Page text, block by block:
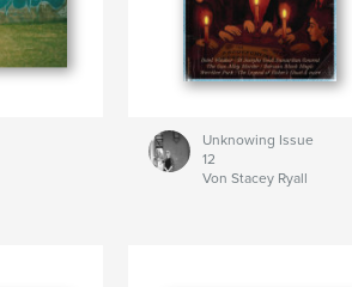
Unknowing Issue
12
Von Stacey Ryall